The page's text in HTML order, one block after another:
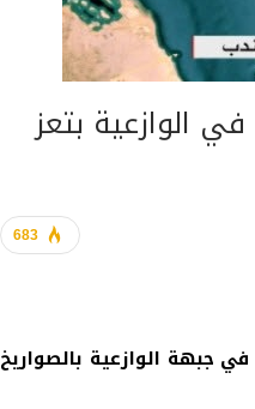
الوازعية بتعز
683
جبهة الوازعية بالصواريخ